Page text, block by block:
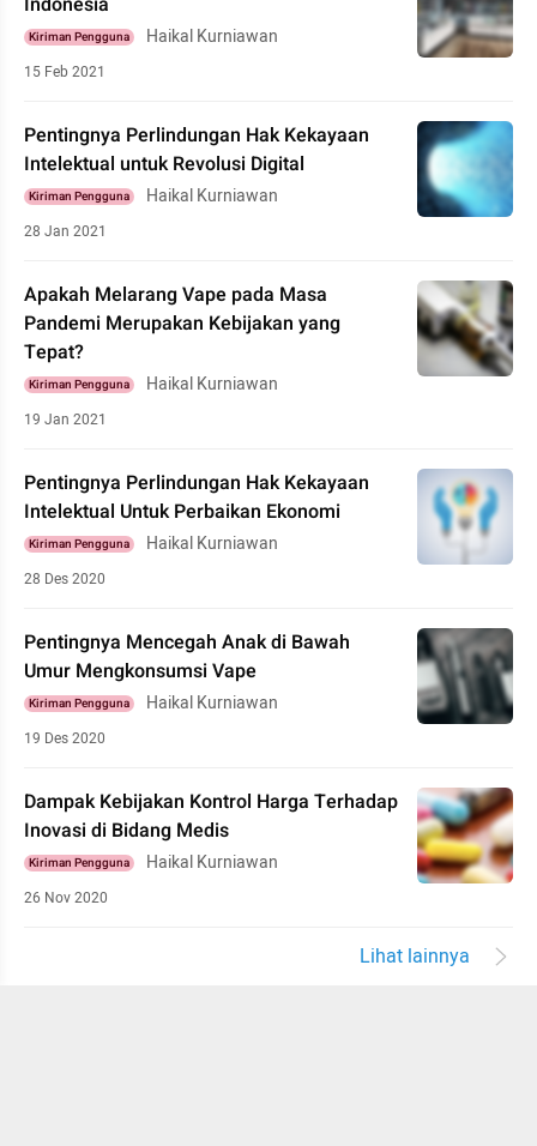
Kiriman Pengguna Haikal Kurniawan
15 Feb 2021
Pentingnya Perlindungan Hak Kekayaan
Intelektual untuk Revolusi Digital
Kiriman Pengguna Haikal Kurniawan
28 Jan 2021
Apakah Melarang Vape pada Masa
Pandemi Merupakan Kebijakan yang
Tepat?
Kiriman Pengguna Haikal Kurniawan
19 Jan 2021
Pentingnya Perlindungan Hak Kekayaan
Intelektual Untuk Perbaikan Ekonomi
Kiriman Pengguna Haikal Kurniawan
28 Des 2020
Pentingnya Mencegah Anak di Bawah
Umur Mengkonsumsi Vape
Kiriman Pengguna Haikal Kurniawan
19 Des 2020
Dampak Kebijakan Kontrol Harga Terhadap
Inovasi di Bidang Medis
Kiriman Pengguna Haikal Kurniawan
26 Nov 2020
Lihat lainnya